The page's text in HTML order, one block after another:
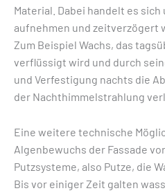
Material. Dabei handelt es
aufnehmen und zeitverzögert
Zum Beispiel Wachs, das
verflüssigt wird und durch
und Verfestigung nachts die
der Nachthimmelstrahlung
Eine weitere technische
Algenbewuchs der Fassade
Putzsysteme, also Putze, die
Bis vor einiger Zeit galten